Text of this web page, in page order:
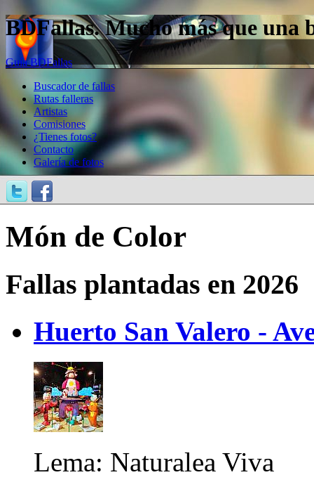
BDFallas. Mucho más que una
Guía BDFallas
Buscador de fallas
Rutas falleras
Artistas
Comisiones
¿Tienes fotos?
Contacto
Galería de fotos
Món de Color
Fallas plantadas en 2026
Huerto San Valero -
Lema: Naturalea Viva